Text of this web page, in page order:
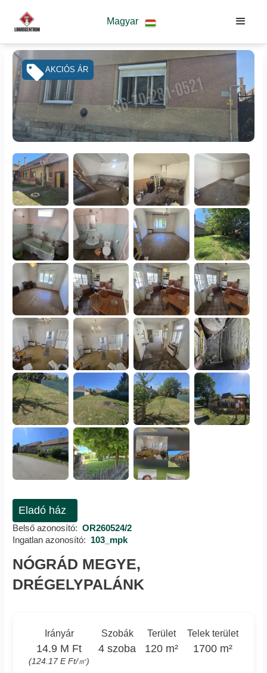
Magyar
AKCIÓS ÁR
Eladó ház
Belső azonosító: OR260524/2
Ingatlan azonosító: 103_mpk
NÓGRÁD MEGYE,
DRÉGELYPALÁNK
Irányár
14.9 M Ft
(124.17 E Ft/㎡)
Szobák
4 szoba
Terület
120 m²
Telek terület
1700 m²